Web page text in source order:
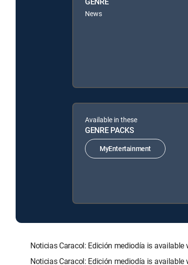
News
Available in these
GENRE PACKS
MyEntertainment
Noticias Caracol: Edición mediodía is available
Noticias Caracol: Edición mediodía is